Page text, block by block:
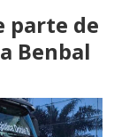
parte de
Benbal